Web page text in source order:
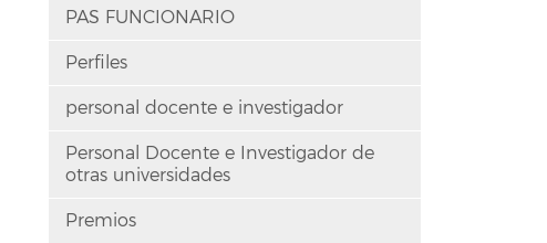
PAS FUNCIONARIO
Perfiles
personal docente e investigador
Personal Docente e Investigador de
otras universidades
Premios